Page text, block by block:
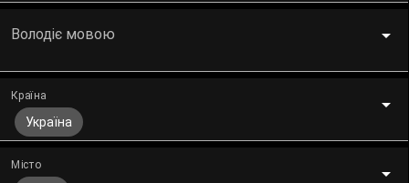
Володіє мовою
Країна
Україна
Місто